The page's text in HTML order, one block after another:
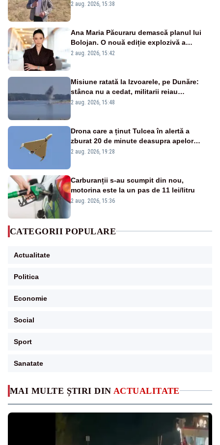
MAI MULTE ȘTIRI DIN ACTUALITATE
2 aug. 2026, 15:38
Ana Maria Păcuraru demască planul lui
Bolojan. O nouă ediție explozivă a
emisiunii „Miza Zilei” la Realitatea PLUS
2 aug. 2026, 15:42
Misiune ratată la Izvoarele, pe Dunăre:
stânca nu a cedat, militarii reiau
detonările luni – VIDEO
2 aug. 2026, 15:48
Drona care a ținut Tulcea în alertă a
zburat 20 de minute deasupra apelor
României. Au fost ridicate două F-16
2 aug. 2026, 19:28
Carburanții s-au scumpit din nou,
motorina este la un pas de 11 lei/litru
2 aug. 2026, 15:36
CATEGORII POPULARE
Actualitate
Politica
Economie
Social
Sport
Sanatate